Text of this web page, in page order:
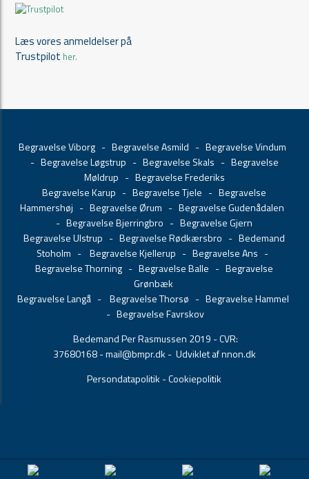
Læs vores anmeldelser på
Trustpilot her.
Begravelse Viborg- Begravelse Asmild - Begravelse Vindum
- Begravelse Løgstrup - Begravelse Skals - Begravelse
Møldrup - Begravelse Frederiks
Begravelse Karup -Begravelse Tjele -Begravelse
Hammershøj -Begravelse Ørum -Begravelse Gudenådalen
-Begravelse Bjerringbro -Begravelse Gjern
Begravelse Ulstrup -Begravelse Rødkærsbro -Bedemand
Stoholm - Begravelse Kjellerup - Begravelse Ans -
Begravelse Thorning -Begravelse Balle -Begravelse
Grønbæk
Begravelse Langå -Begravelse Thorsø -Begravelse Hammel
-Begravelse Favrskov
Bedemand Per Rasmussen 2019 - CVR:
37680168 -mail@bmpr.dk - Udviklet af nnon.dk
Persondatapolitik -Cookiepolitik